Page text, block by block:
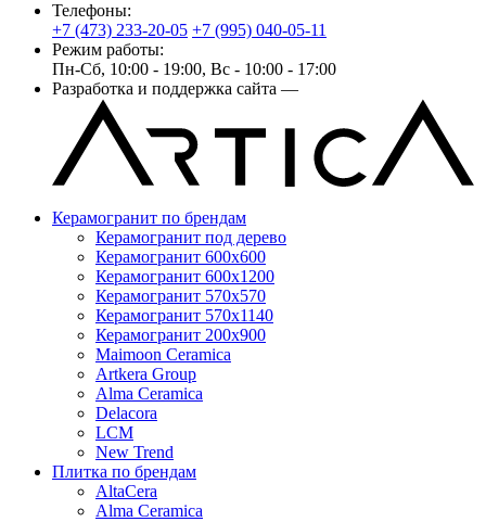
Телефоны:
+7 (473) 233-20-05 +7 (995) 040-05-11
Режим работы:
Пн-Сб, 10:00 - 19:00, Вс - 10:00 - 17:00
Разработка и поддержка сайта —
Керамогранит по брендам
Керамогранит под дерево
Керамогранит 600x600
Керамогранит 600x1200
Керамогранит 570x570
Керамогранит 570x1140
Керамогранит 200x900
Maimoon Ceramica
Artkera Group
Alma Ceramica
Delacora
LCM
New Trend
Плитка по брендам
AltaCera
Аlma Ceramica